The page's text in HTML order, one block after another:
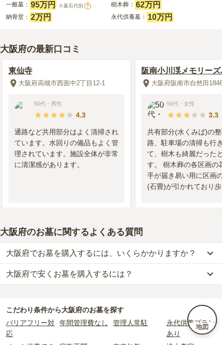
地図
一般墓： 95万円 ※墓石代別 ? 樹木葬： 62万円
納骨堂： 2万円 永代供養墓： 10万円
大阪府の最新口コミ
東仙寺
大阪府高槻市西面中2丁目12-1
50代 ・ 男性
4.3
通路など共用部分はよく清掃され
ています。水回りの備品もよく管
理されています。施設全体が非常
に清潔感があります。
阪南小川渓メモリー
大阪府阪南市自然田
50代 ・ 女性
3.3
共有部分(水くみば)の
路、駐車場の清掃も行
て、樹木も綺麗だった
す。 樹木葬の各区画の
手が届き易い用に区画
(石畳)が引かれており
大阪府のお墓に関するよくある質問
大阪府でお墓を購入するには、いくらかかりますか？
大阪府での購入費用の目安は、一般墓が約227万円、樹木葬が約76
万円、納骨堂が約83万円、永代供養墓が約57万円です。
2つが主な費用となります。
の一般墓の永代使用料の平均は82万円 で、墓石代は大阪府の
平均
です。いずれも区画の広さや墓石の大きさ・素材に
大阪府で安くお墓を購入するには？
代別)からお求めいただけます。
一般的に最も費用を抑えられるのは、他の方のご遺骨と一緒に埋葬
する「合祀墓（ごうしぼ）」と呼ばれるタイプです。個別のお墓に
比べて省スペースで管理の手間がかからないため、費用が安く設定
こだわり条件から大阪府のお墓を探す
バリアフリー対
応
年間管理費なし 管理人常駐
永代供養プラン
あり